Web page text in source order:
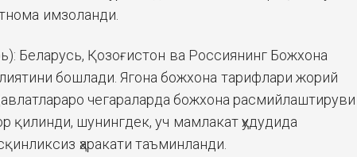
имзоланди.
Беларусь, Қозоғистон ва Россиянинг Божхона
бошлади. Ягона божхона тарифлари жорий
чегараларда божхона расмийлаштируви
қилинди, шунингдек, уч мамлакат ҳудудида
ҳаракати таъминланди.